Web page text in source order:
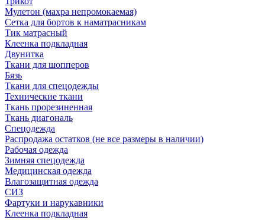
Мулетон (махра непромокаемая)
Сетка для бортов к наматрасникам
Тик матрасный
Клеенка подкладная
Двунитка
Ткани для шопперов
Бязь
Ткани для спецодежды
Технические ткани
Ткань прорезиненная
Ткань диагональ
Спецодежда
Распродажа остатков (не все размеры в наличии)
Рабочая одежда
Зимняя спецодежда
Медицинская одежда
Влагозащитная одежда
СИЗ
Фартуки и нарукавники
Клеенка подкладная